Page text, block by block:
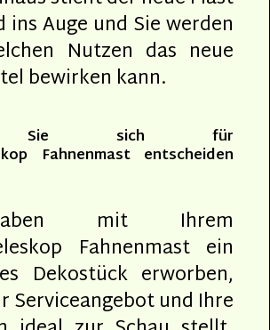
ins Auge und Sie werden
Nutzen das neue
bewirken kann.
Sie sich für
Fahnenmast entscheiden
mit Ihrem
Fahnenmast ein
Dekostück erworben,
Serviceangebot und Ihre